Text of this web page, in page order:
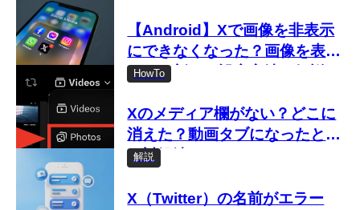
【Android】Xで画像を非表示
にできなくなった？画像を表示
しない新しい設定方法を解説
HowTo
Xのメディア欄がない？どこに
消えた？動画タブになったとき
の対処法
解説
X（Twitter）の名前がエラー